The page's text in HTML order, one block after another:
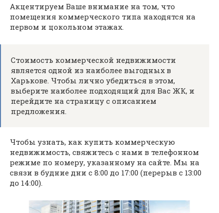
Акцентируем Ваше внимание на том, что
помещения коммерческого типа находятся на
первом и цокольном этажах.
Стоимость коммерческой недвижимости
является одной из наиболее выгодных в
Харькове. Чтобы лично убедиться в этом,
выберите наиболее подходящий для Вас ЖК, и
перейдите на страницу с описанием
предложения.
Чтобы узнать, как купить коммерческую
недвижимость, свяжитесь с нами в телефонном
режиме по номеру, указанному на сайте. Мы на
связи в будние дни с 8:00 до 17:00 (перерыв с 13:00
до 14:00).